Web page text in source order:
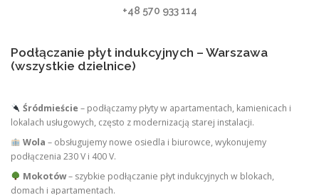
+48 570 933 114
Podłączanie płyt indukcyjnych – Warszawa
(wszystkie dzielnice)
Śródmieście – podłączamy płyty w apartamentach, kamienicach i
lokalach usługowych, często z modernizacją starej instalacji.
Wola – obsługujemy nowe osiedla i biurowce, wykonujemy
podłączenia 230 V i 400 V.
Mokotów– szybkie podłączanie płyt indukcyjnych w blokach,
domach i apartamentach.